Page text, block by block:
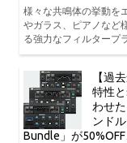
様々な共鳴体の挙動を
やガラス、ピアノなど
る強力なフィルタープ
【過
特性
わせ
ンド
Bundle」が